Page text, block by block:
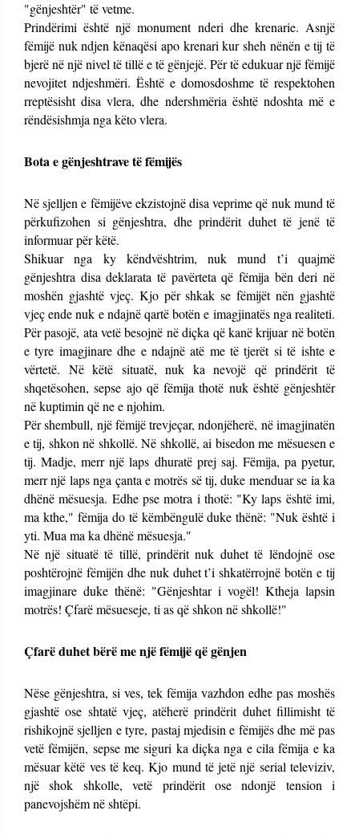
"gënjeshtër" të vetme.
Prindërimi është një monument nderi dhe krenarie. Asnjë
fëmijë nuk ndjen kënaqësi apo krenari kur sheh nënën e tij të
bjerë në një nivel të tillë e të gënjejë. Për të edukuar një fëmijë
nevojitet ndjeshmëri. Është e domosdoshme të respektohen
rreptësisht disa vlera, dhe ndershmëria është ndoshta më e
rëndësishmja nga këto vlera.
Bota e gënjeshtrave të fëmijës
Në sjelljen e fëmijëve ekzistojnë disa veprime që nuk mund të
përkufizohen si gënjeshtra, dhe prindërit duhet të jenë të
informuar për këtë.
Shikuar nga ky këndvështrim, nuk mund t’i quajmë
gënjeshtra disa deklarata të pavërteta që fëmija bën deri në
moshën gjashtë vjeç. Kjo për shkak se fëmijët nën gjashtë
vjeç ende nuk e ndajnë qartë botën e imagjinatës nga realiteti.
Për pasojë, ata vetë besojnë në diçka që kanë krijuar në botën
e tyre imagjinare dhe e ndajnë atë me të tjerët si të ishte e
vërtetë. Në këtë situatë, nuk ka nevojë që prindërit të
shqetësohen, sepse ajo që fëmija thotë nuk është gënjeshtër
në kuptimin që ne e njohim.
Për shembull, një fëmijë trevjeçar, ndonjëherë, në imagjinatën
e tij, shkon në shkollë. Në shkollë, ai bisedon me mësuesen e
tij. Madje, merr një laps dhuratë prej saj. Fëmija, pa pyetur,
merr një laps nga çanta e motrës së tij, duke menduar se ia ka
dhënë mësuesja. Edhe pse motra i thotë: "Ky laps është imi,
ma kthe," fëmija do të këmbëngulë duke thënë: "Nuk është i
yti. Mua ma ka dhënë mësuesja."
Në një situatë të tillë, prindërit nuk duhet të lëndojnë ose
poshtërojnë fëmijën dhe nuk duhet t’i shkatërrojnë botën e tij
imagjinare duke thënë: "Gënjeshtar i vogël! Ktheja lapsin
motrës! Çfarë mësueseje, ti as që shkon në shkollë!"
Çfarë duhet bërë me një fëmijë që gënjen
Nëse gënjeshtra, si ves, tek fëmija vazhdon edhe pas moshës
gjashtë ose shtatë vjeç, atëherë prindërit duhet fillimisht të
rishikojnë sjelljen e tyre, pastaj mjedisin e fëmijës dhe më pas
vetë fëmijën, sepse me siguri ka diçka nga e cila fëmija e ka
mësuar këtë ves të keq. Kjo mund të jetë një serial televiziv,
një shok shkolle, vetë prindërit ose ndonjë tension i
panevojshëm në shtëpi.